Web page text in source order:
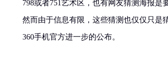
798或者751艺术区，也有网友猜测海报是
然而由于信息有限，这些猜测也仅仅只是
360手机官方进一步的公布。